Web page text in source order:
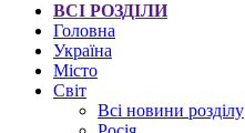
ВСІ РОЗДІЛИ
Головна
Україна
Місто
Світ
Всі новини розділу